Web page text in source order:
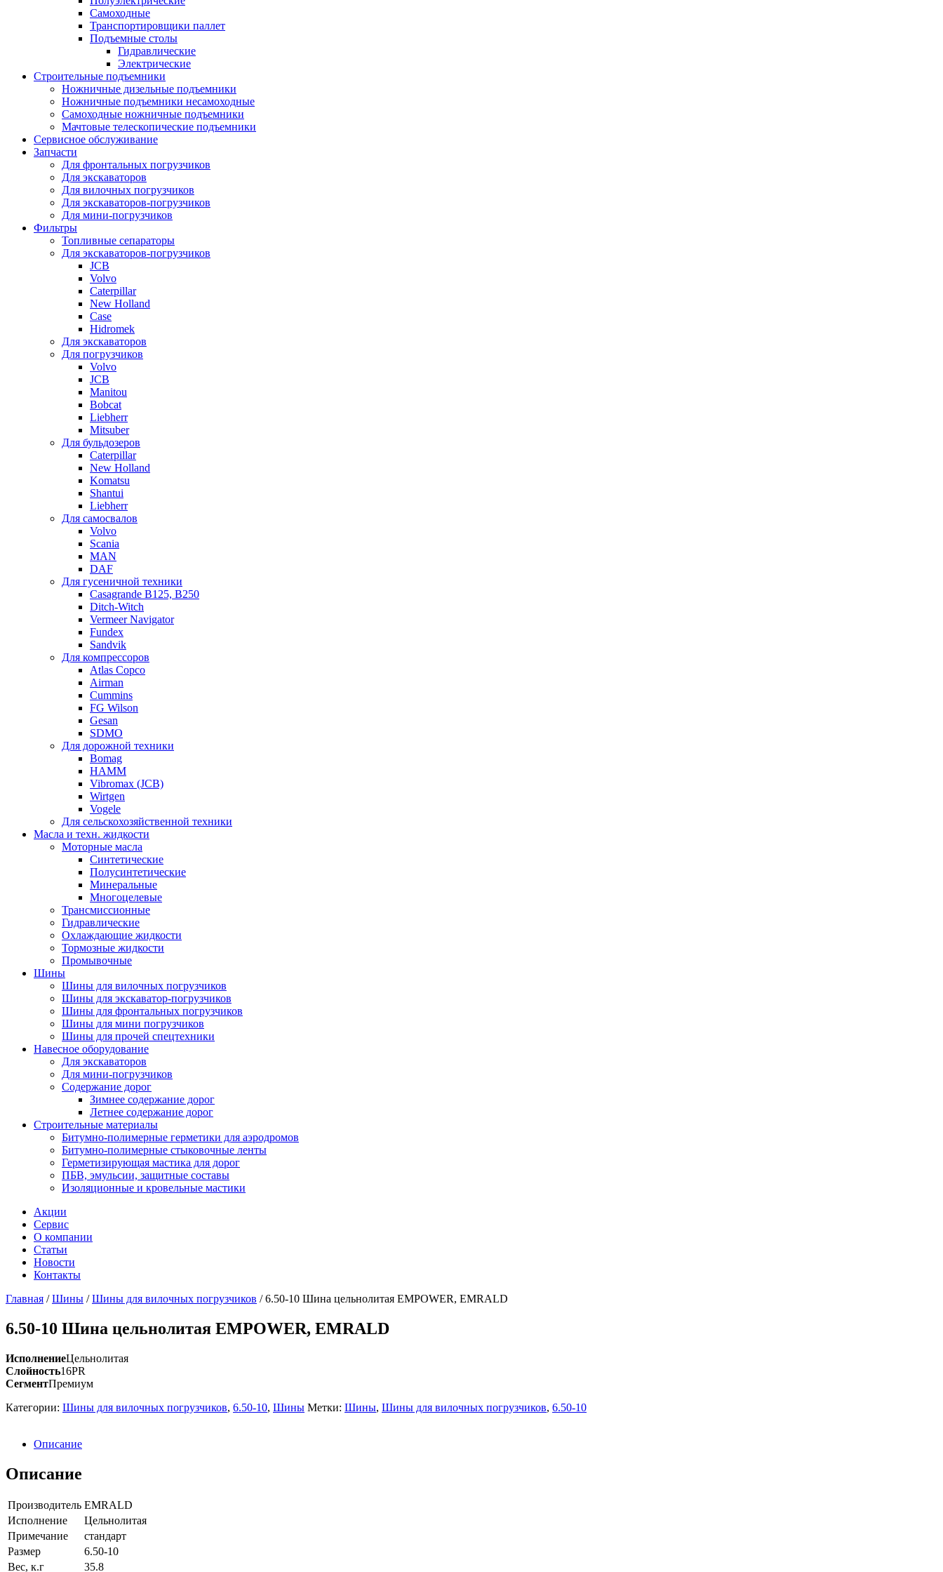
Самоходные
Транспортировщики паллет
Подъемные столы
Гидравлические
Электрические
Строительные подъемники
Ножничные дизельные подъемники
Ножничные подъемники несамоходные
Самоходные ножничные подъемники
Мачтовые телескопические подъемники
Сервисное обслуживание
Запчасти
Для фронтальных погрузчиков
Для экскаваторов
Для вилочных погрузчиков
Для экскаваторов-погрузчиков
Для мини-погрузчиков
Фильтры
Топливные сепараторы
Для экскаваторов-погрузчиков
JCB
Volvo
Caterpillar
New Holland
Case
Hidromek
Для экскаваторов
Для погрузчиков
Volvo
JCB
Manitou
Bobcat
Liebherr
Mitsuber
Для бульдозеров
Caterpillar
New Holland
Komatsu
Shantui
Liebherr
Для самосвалов
Volvo
Scania
MAN
DAF
Для гусеничной техники
Casagrande B125, B250
Ditch-Witch
Vermeer Navigator
Fundex
Sandvik
Для компрессоров
Atlas Copco
Airman
Cummins
FG Wilson
Gesan
SDMO
Для дорожной техники
Bomag
HAMM
Vibromax (JCB)
Wirtgen
Vogele
Для сельскохозяйственной техники
Масла и техн. жидкости
Моторные масла
Синтетические
Полусинтетические
Минеральные
Многоцелевые
Трансмиссионные
Гидравлические
Охлаждающие жидкости
Тормозные жидкости
Промывочные
Шины
Шины для вилочных погрузчиков
Шины для экскаватор-погрузчиков
Шины для фронтальных погрузчиков
Шины для мини погрузчиков
Шины для прочей спецтехники
Навесное оборудование
Для экскаваторов
Для мини-погрузчиков
Содержание дорог
Зимнее содержание дорог
Летнее содержание дорог
Строительные материалы
Битумно-полимерные герметики для аэродромов
Битумно-полимерные стыковочные ленты
Герметизирующая мастика для дорог
ПБВ, эмульсии, защитные составы
Изоляционные и кровельные мастики
Акции
Сервис
О компании
Статьи
Новости
Контакты
Главная /Шины /Шины для вилочных погрузчиков /6.50-10 Шина цельнолитая EMPOWER, EMRALD
6.50-10 Шина цельнолитая EMPOWER, EMRALD
ИсполнениеЦельнолитая
Слойность16PR
СегментПремиум
Категории: Шины для вилочных погрузчиков, 6.50-10, Шины Метки: Шины, Шины для вилочных погрузчиков, 6.50-10
Описание
Описание
Производитель EMRALD
Исполнение
Цельнолитая
Примечание
стандарт
Размер
6.50-10
Вес, к.г
35.8